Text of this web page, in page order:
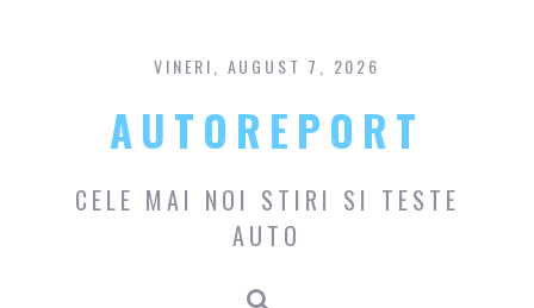
content
VINERI, AUGUST 7, 2026
AUTOREPORT
CELE MAI NOI STIRI SI TESTE
AUTO